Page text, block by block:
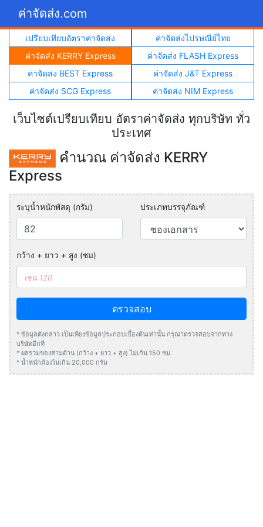
ค่าจัดส่ง.com
เปรียบเทียบอัตราค่าจัดส่ง
ค่าจัดส่งไปรษณีย์ไทย
ค่าจัดส่ง KERRY Express
ค่าจัดส่ง FLASH Express
ค่าจัดส่ง BEST Express
ค่าจัดส่ง J&T Express
ค่าจัดส่ง SCG Express
ค่าจัดส่ง NIM Express
เว็บไซต์เปรียบเทียบ อัตราค่าจัดส่ง ทุกบริษัท ทั่ว
ประเทศ
คำนวณ ค่าจัดส่ง KERRY
Express
ระบุน้ำหนักพัสดุ (กรัม) ประเภทบรรจุภัณฑ์
กว้าง + ยาว + สูง (ซม)
ตรวจสอบ
* ข้อมูลดังกล่าว เป็นเพียงข้อมูลประกอบเบื้องต้นเท่านั้น กรุณาตรวจสอบจากทาง
บริษัทอีกที
* ผลรวมของสามด้าน (กว้าง + ยาว + สูง) ไม่เกิน 150 ซม.
* น้ำหนักต้องไมเกิน 20,000 กรัม